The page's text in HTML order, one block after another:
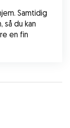
Samtidig
du kan
en fin